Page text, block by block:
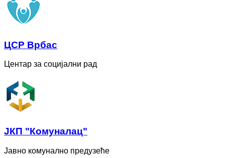
ЦСР Врбас
Центар за социјални рад
ЈКП "Комуналац"
Јавно комунално предузеће